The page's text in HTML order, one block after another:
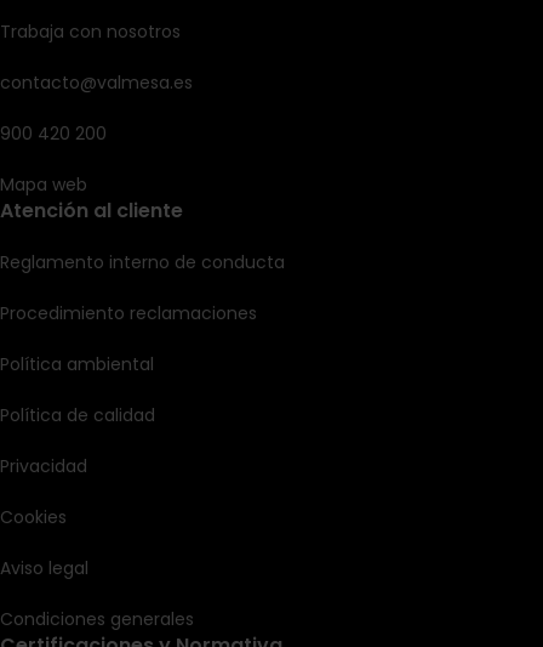
Trabaja con nosotros
contacto@valmesa.es
900 420 200
Mapa web
Atención al cliente
Reglamento interno de conducta
Procedimiento reclamaciones
Política ambiental
Política de calidad
Privacidad
Cookies
Aviso legal
Condiciones generales